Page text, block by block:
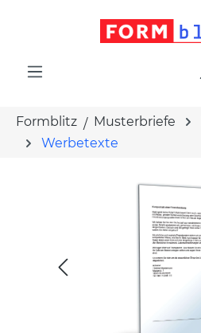
Formblitz Musterbriefe
Werbetexte